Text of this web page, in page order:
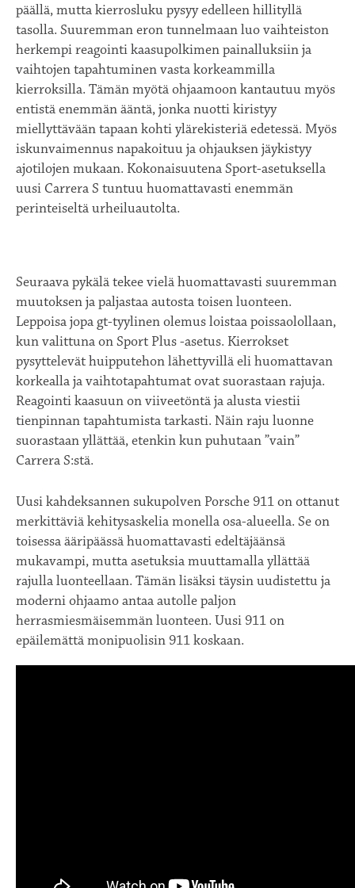
päällä, mutta kierrosluku pysyy edelleen hillityllä
tasolla. Suuremman eron tunnelmaan luo vaihteiston
herkempi reagointi kaasupolkimen painalluksiin ja
vaihtojen tapahtuminen vasta korkeammilla
kierroksilla. Tämän myötä ohjaamoon kantautuu myös
entistä enemmän ääntä, jonka nuotti kiristyy
miellyttävään tapaan kohti ylärekisteriä edetessä. Myös
iskunvaimennus napakoituu ja ohjauksen jäykistyy
ajotilojen mukaan. Kokonaisuutena Sport-asetuksella
uusi Carrera S tuntuu huomattavasti enemmän
perinteiseltä urheiluautolta.
Seuraava pykälä tekee vielä huomattavasti suuremman
muutoksen ja paljastaa autosta toisen luonteen.
Leppoisa jopa gt-tyylinen olemus loistaa poissaolollaan,
kun valittuna on Sport Plus -asetus. Kierrokset
pysyttelevät huipputehon lähettyvillä eli huomattavan
korkealla ja vaihtotapahtumat ovat suorastaan rajuja.
Reagointi kaasuun on viiveetöntä ja alusta viestii
tienpinnan tapahtumista tarkasti. Näin raju luonne
suorastaan yllättää, etenkin kun puhutaan ”vain”
Carrera S:stä.
Uusi kahdeksannen sukupolven Porsche 911 on ottanut
merkittäviä kehitysaskelia monella osa-alueella. Se on
toisessa ääripäässä huomattavasti edeltäjäänsä
mukavampi, mutta asetuksia muuttamalla yllättää
rajulla luonteellaan. Tämän lisäksi täysin uudistettu ja
moderni ohjaamo antaa autolle paljon
herrasmiesmäisemmän luonteen. Uusi 911 on
epäilemättä monipuolisin 911 koskaan.